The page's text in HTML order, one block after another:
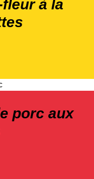
à la
porc aux